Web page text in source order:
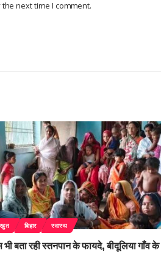
next time I comment.
बिहार स्वास्थ
भी बता रही स्तनपान के फायदे, बीदूलिया गाँव के